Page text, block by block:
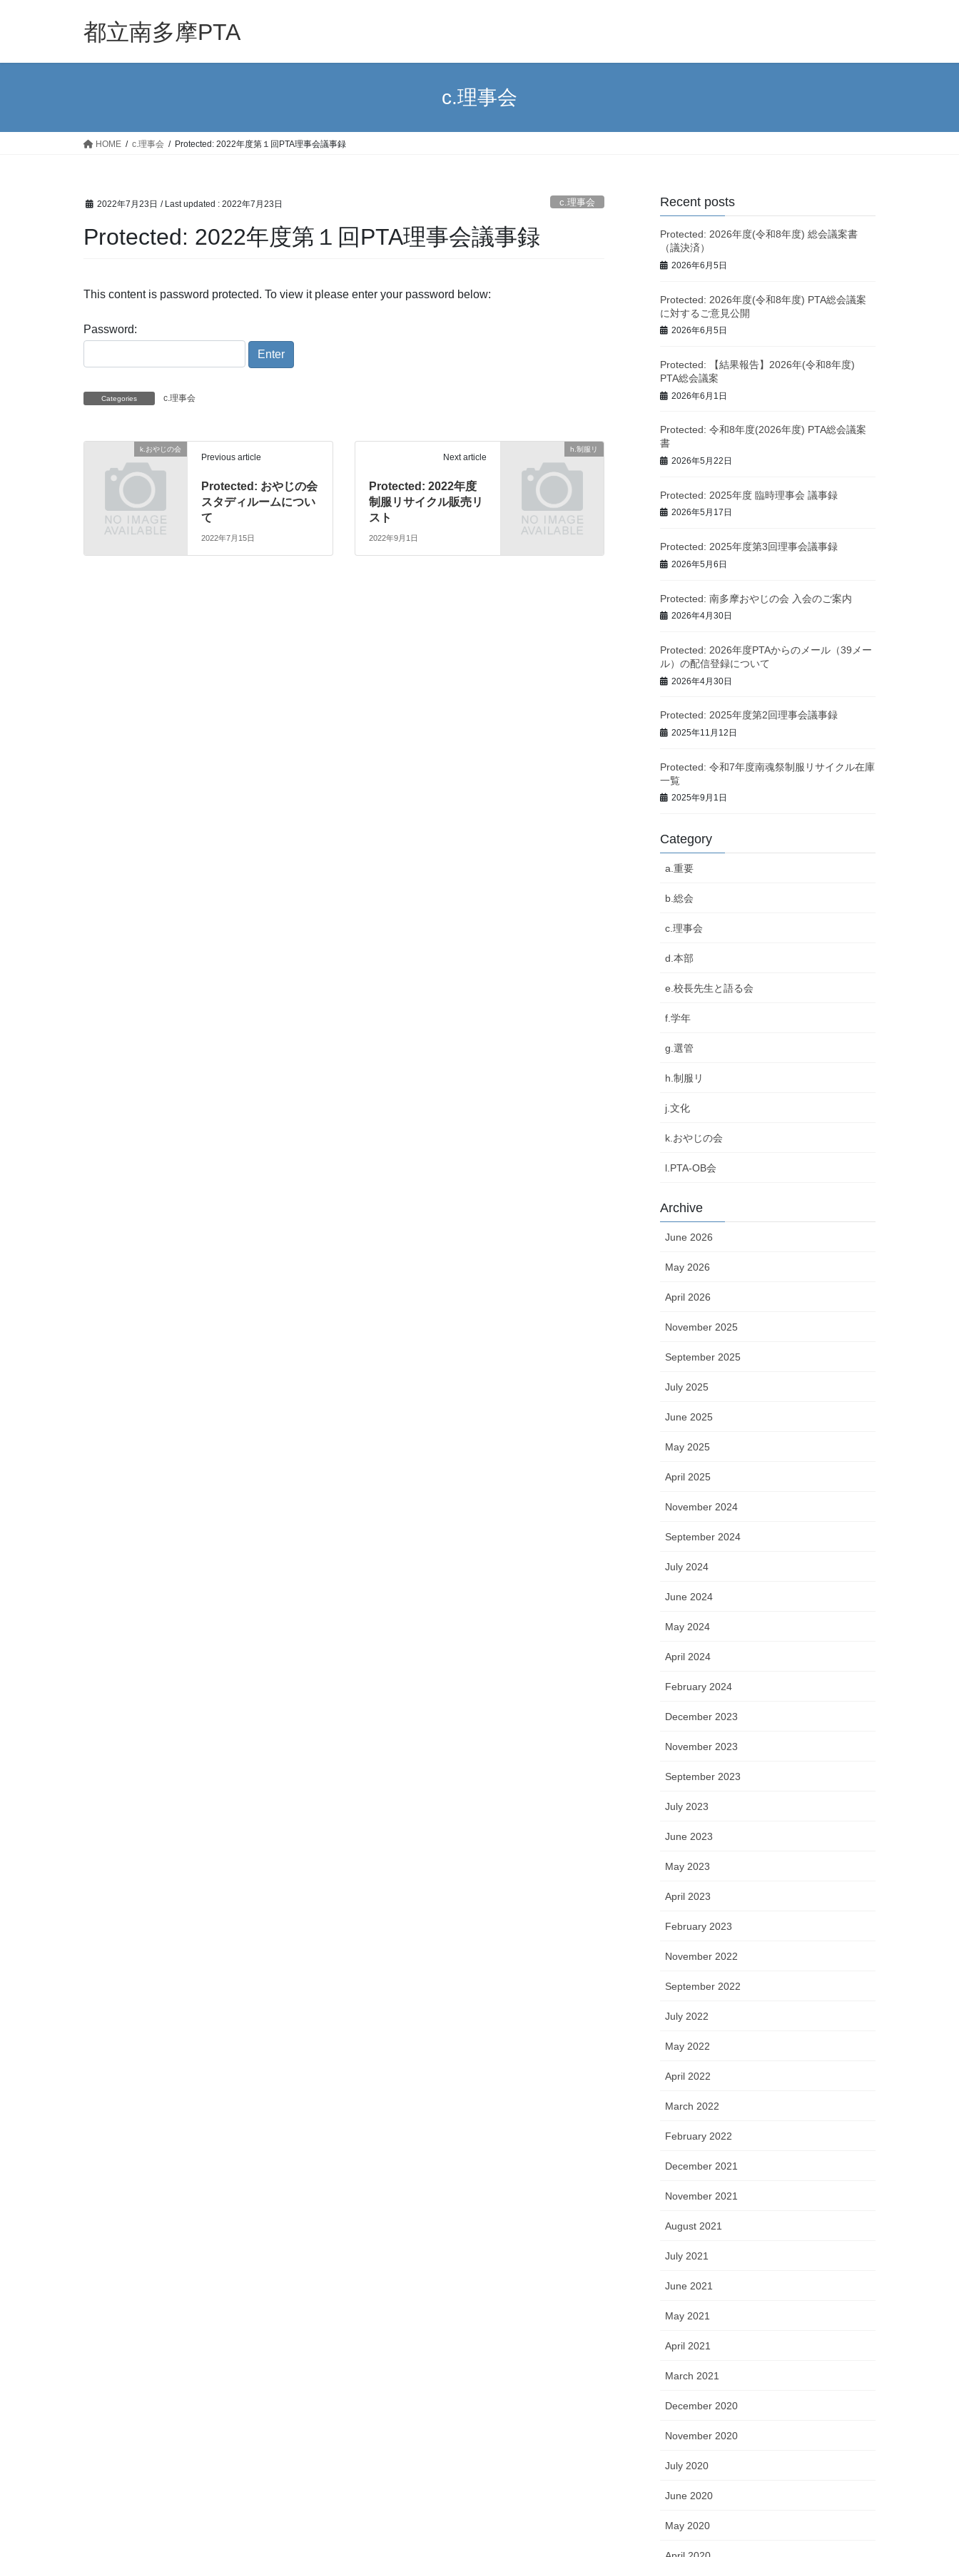
都立南多摩PTA
c.理事会
HOME c.理事会 Protected: 2022年度第１回PTA理事会議事録
2022年7月23日 / Last updated : 2022年7月23日 c.理事会
Protected: 2022年度第１回PTA理事会議事録
This content is password protected. To view it please enter your password below:
Password:
Categories c.理事会
k.おやじの会
Previous article
Protected: おやじの会
スタディルームについ
て
2022年7月15日
h.制服リ
Next article
Protected: 2022年度
制服リサイクル販売リ
スト
2022年9月1日
Recent posts
Protected: 2026年度(令和8年度) 総会議案書
（議決済）
2026年6月5日
Protected: 2026年度(令和8年度) PTA総会議案
に対するご意見公開
2026年6月5日
Protected: 【結果報告】2026年(令和8年度)
PTA総会議案
2026年6月1日
Protected: 令和8年度(2026年度) PTA総会議案
書
2026年5月22日
Protected: 2025年度 臨時理事会 議事録
2026年5月17日
Protected: 2025年度第3回理事会議事録
2026年5月6日
Protected: 南多摩おやじの会 入会のご案内
2026年4月30日
Protected: 2026年度PTAからのメール（39メー
ル）の配信登録について
2026年4月30日
Protected: 2025年度第2回理事会議事録
2025年11月12日
Protected: 令和7年度南魂祭制服リサイクル在庫
一覧
2025年9月1日
Category
a.重要
b.総会
c.理事会
d.本部
e.校長先生と語る会
f.学年
g.選管
h.制服リ
j.文化
k.おやじの会
l.PTA-OB会
Archive
June 2026
May 2026
April 2026
November 2025
September 2025
July 2025
June 2025
May 2025
April 2025
November 2024
September 2024
July 2024
June 2024
May 2024
April 2024
February 2024
December 2023
November 2023
September 2023
July 2023
June 2023
May 2023
April 2023
February 2023
November 2022
September 2022
July 2022
May 2022
April 2022
March 2022
February 2022
December 2021
November 2021
August 2021
July 2021
June 2021
May 2021
April 2021
March 2021
December 2020
November 2020
July 2020
June 2020
May 2020